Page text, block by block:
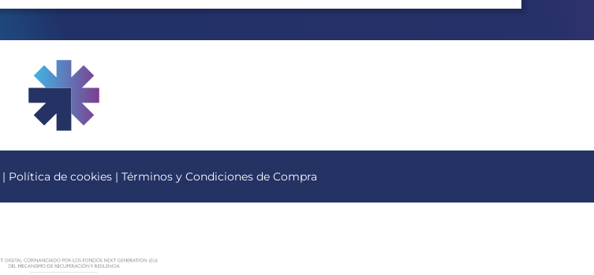
| Política de cookies | Términos y Condiciones de Compra